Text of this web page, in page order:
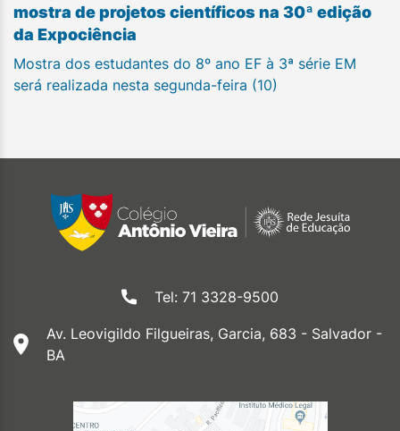
mostra de projetos científicos na 30ª edição
da Expociência
Mostra dos estudantes do 8º ano EF à 3ª série EM
será realizada nesta segunda-feira (10)
Tel: 71 3328-9500
Av. Leovigildo Filgueiras, Garcia, 683 - Salvador -
BA